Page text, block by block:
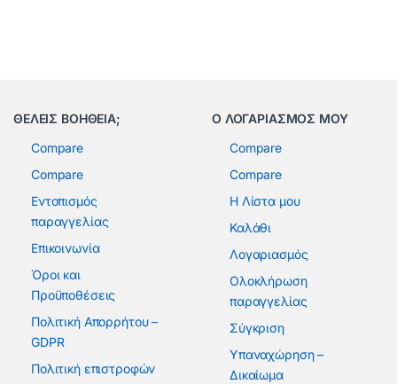
ΘΕΛΕΙΣ ΒΟΗΘΕΙΑ;
Compare
Compare
Εντοπισμός
παραγγελίας
Επικοινωνία
Όροι και
Προϋποθέσεις
Πολιτική Απορρήτου –
GDPR
Πολιτική επιστροφών
Ο ΛΟΓΑΡΙΑΣΜΟΣ ΜΟΥ
Compare
Compare
Η Λίστα μου
Καλάθι
Λογαριασμός
Ολοκλήρωση
παραγγελίας
Σύγκριση
Υπαναχώρηση –
Δικαίωμα